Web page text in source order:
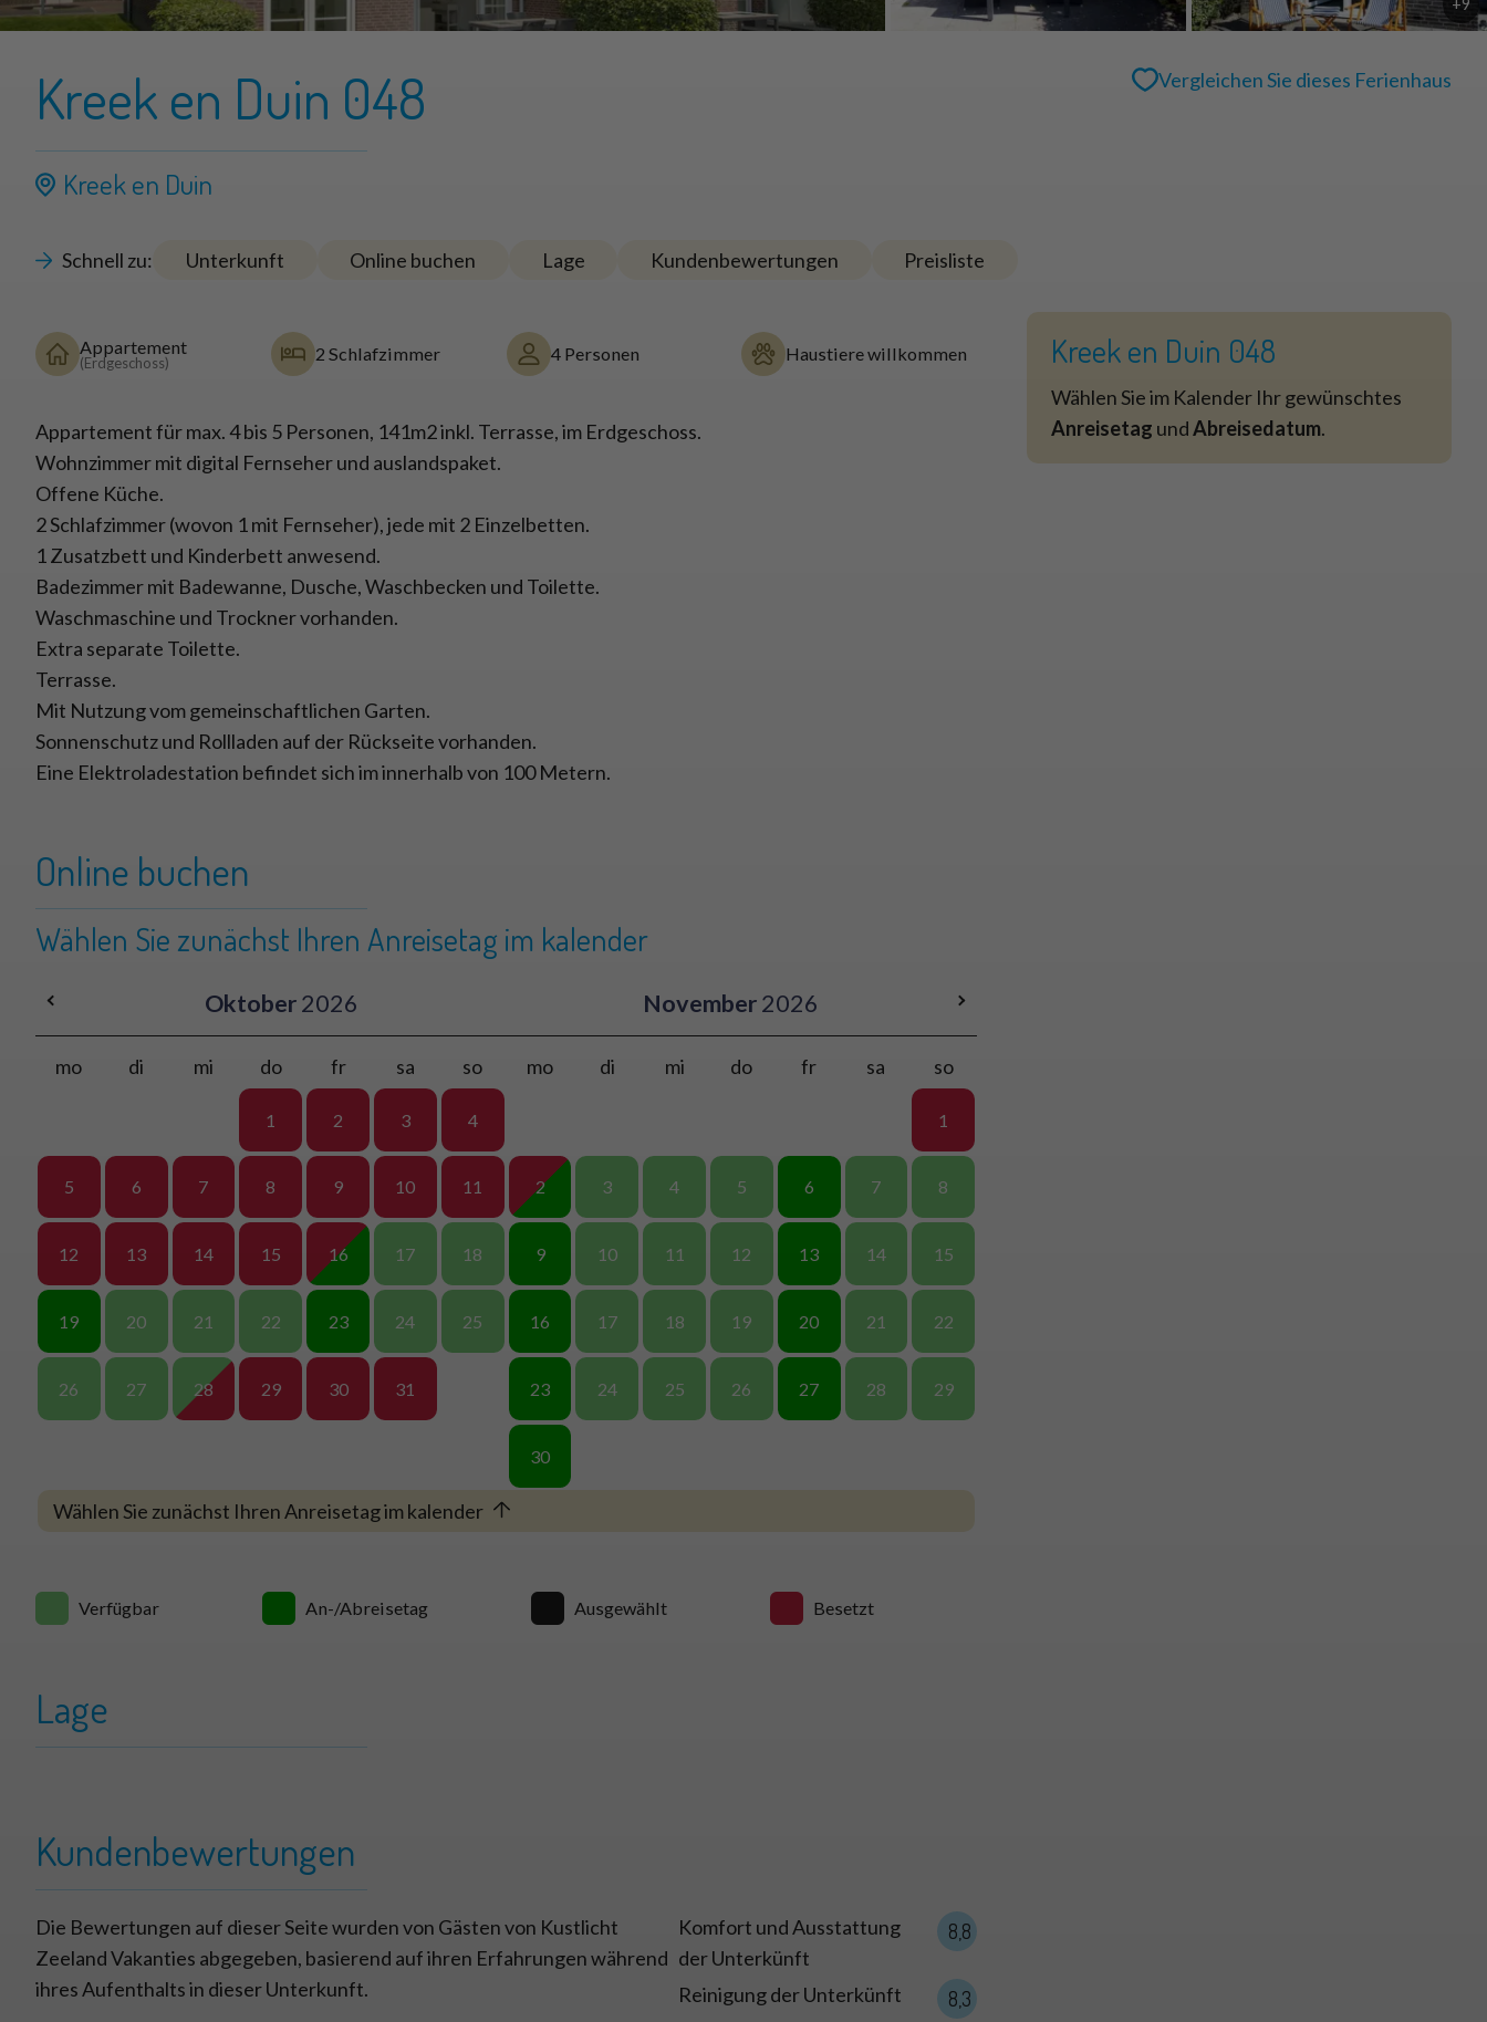
+9
Vergleichen Sie dieses Ferienhaus
Kreek en Duin 048
Kreek en Duin
Schnell zu: Unterkunft Online buchen Lage Kundenbewertungen Preisliste
Appartement
(Erdgeschoss) 2 Schlafzimmer 4 Personen Haustiere willkommen
Appartement für max. 4 bis 5 Personen, 141m2 inkl. Terrasse, im Erdgeschoss.
Wohnzimmer mit digital Fernseher und auslandspaket.
Offene Küche.
2 Schlafzimmer (wovon 1 mit Fernseher), jede mit 2 Einzelbetten.
1 Zusatzbett und Kinderbett anwesend.
Badezimmer mit Badewanne, Dusche, Waschbecken und Toilette.
Waschmaschine und Trockner vorhanden.
Extra separate Toilette.
Terrasse.
Mit Nutzung vom gemeinschaftlichen Garten.
Sonnenschutz und Rollladen auf der Rückseite vorhanden.
Eine Elektroladestation befindet sich im innerhalb von 100 Metern.
Online buchen
Wählen Sie zunächst Ihren Anreisetag im kalender
Oktober2026
mo di mi do fr sa so
1 2 3 4
5 6 7 8 9 10 11
12 13 14 15 16 17 18
19 20 21 22 23 24 25
26 27 28 29 30 31
November2026
mo di mi do fr sa so
1
2 3 4 5 6 7 8
9 10 11 12 13 14 15
16 17 18 19 20 21 22
23 24 25 26 27 28 29
30
Wählen Sie zunächst Ihren Anreisetag im kalender
Verfügbar An-/Abreisetag Ausgewählt Besetzt
Lage
Kundenbewertungen
Die Bewertungen auf dieser Seite wurden von Gästen von Kustlicht
Zeeland Vakanties abgegeben, basierend auf ihren Erfahrungen während
ihres Aufenthalts in dieser Unterkunft.
Komfort und Ausstattung
der Unterkünft
8,8
Reinigung der Unterkünft
8,3
Kreek en Duin 048
Wählen Sie im Kalender Ihr gewünschtes
Anreisetag undAbreisedatum.